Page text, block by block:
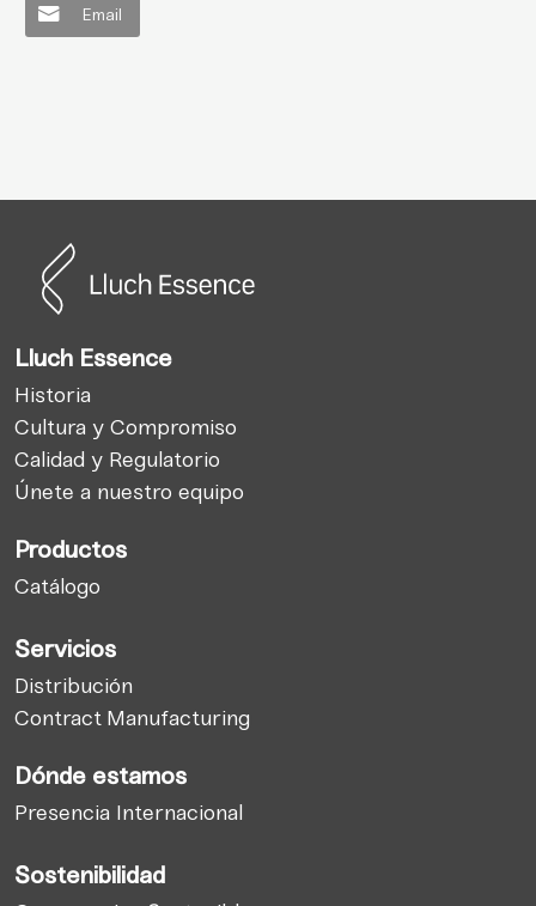
Email
Lluch Essence
Historia
Cultura y Compromiso
Calidad y Regulatorio
Únete a nuestro equipo
Productos
Catálogo
Servicios
Distribución
Contract Manufacturing
Dónde estamos
Presencia Internacional
Sostenibilidad